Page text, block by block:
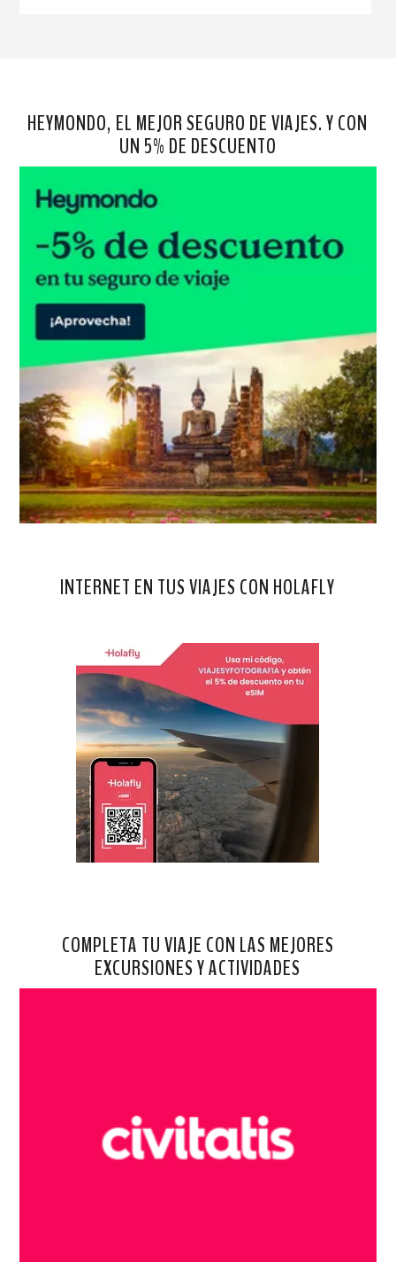
HEYMONDO, EL MEJOR SEGURO DE VIAJES. Y CON
UN 5% DE DESCUENTO
INTERNET EN TUS VIAJES CON HOLAFLY
COMPLETA TU VIAJE CON LAS MEJORES
EXCURSIONES Y ACTIVIDADES